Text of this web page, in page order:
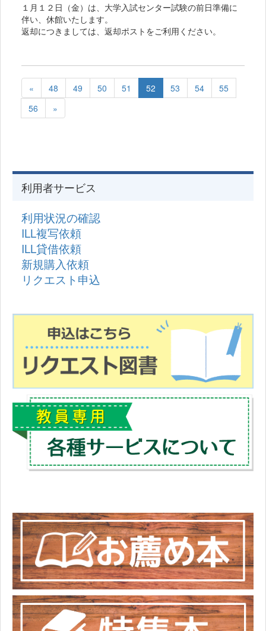
１月１２日（金）は、大学入試センター試験の前日準備に
伴い、休館いたします。
返却につきましては、返却ポストをご利用ください。
« 48 49 50 51 52 53 54
55
56
»
利用者サービス
利用状況の確認
ILL複写依頼
ILL貸借依頼
新規購入依頼
リクエスト申込